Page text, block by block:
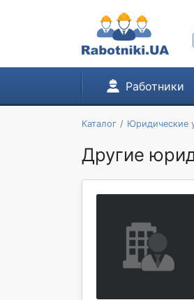
Работники
Каталог Юридические
Другие